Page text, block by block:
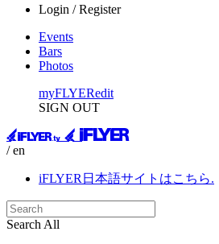
Login / Register
Events
Bars
Photos
myFLYERedit
SIGN OUT
/ en
iFLYER日本語サイトはこちら.
Search All